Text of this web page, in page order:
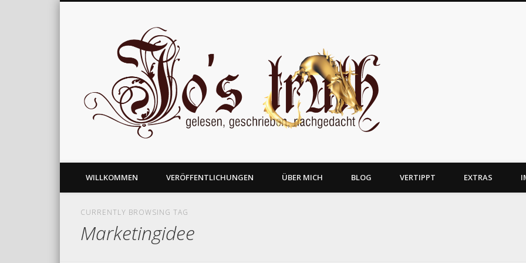
gelesen, geschrieben und nachgedacht
WILLKOMMEN VERÖFFENTLICHUNGEN ÜBER MICH BLOG VERTIPPT EXTRAS
CURRENTLY BROWSING TAG
Marketingidee